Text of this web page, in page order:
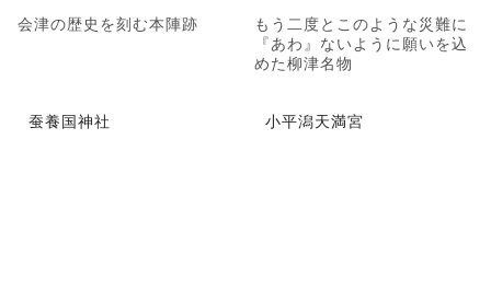
会津の歴史を刻む本陣跡
もう二度とこのような災難に
『あわ』ないように願いを込
めた柳津名物
蚕養国神社 小平潟天満宮